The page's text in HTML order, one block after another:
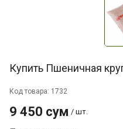
Купить Пшеничная
Код товара: 1732
9 450 сум / шт.